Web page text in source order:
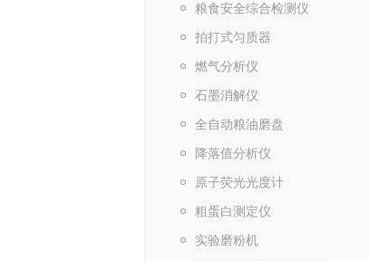
粮食安全综合检测仪
拍打式匀质器
燃气分析仪
石墨消解仪
全自动粮油磨盘
降落值分析仪
原子荧光光度计
粗蛋白测定仪
实验磨粉机